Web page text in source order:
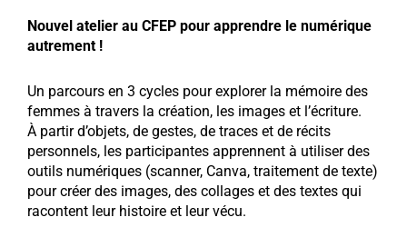
Nouvel atelier au CFEP pour apprendre le numérique
autrement !
Un parcours en 3 cycles pour explorer la mémoire des
femmes à travers la création, les images et l’écriture.
À partir d’objets, de gestes, de traces et de récits
personnels, les participantes apprennent à utiliser des
outils numériques (scanner, Canva, traitement de texte)
pour créer des images, des collages et des textes qui
racontent leur histoire et leur vécu.